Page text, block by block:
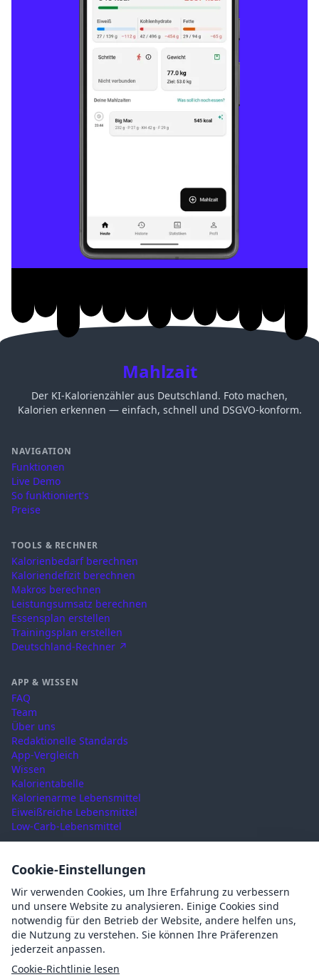
Mahlzait
Der KI-Kalorienzähler aus Deutschland. Foto machen,
Kalorien erkennen — einfach, schnell und DSGVO-konform.
NAVIGATION
Funktionen
Live Demo
So funktioniert's
Preise
TOOLS & RECHNER
Kalorienbedarf berechnen
Kaloriendefizit berechnen
Makros berechnen
Leistungsumsatz berechnen
Essensplan erstellen
Trainingsplan erstellen
Deutschland-Rechner ↗
APP & WISSEN
FAQ
Team
Über uns
Redaktionelle Standards
App-Vergleich
Wissen
Kalorientabelle
Kalorienarme Lebensmittel
Eiweißreiche Lebensmittel
Low-Carb-Lebensmittel
RECHTLICHES
Nutzungsbedingungen
Datenschutz
Impressum
AGB
Cookies
Cookie-Einstellungen
Cookie-Einstellungen
Wir verwenden Cookies, um Ihre Erfahrung zu verbessern
und unsere Website zu analysieren. Einige Cookies sind
notwendig für den Betrieb der Website, andere helfen uns,
die Nutzung zu verstehen. Sie können Ihre Präferenzen
jederzeit anpassen.
Cookie-Richtlinie lesen